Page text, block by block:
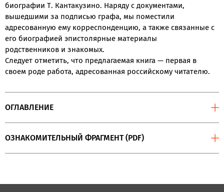
биографии Т. Кантакузино. Наряду с документами,
вышедшими за подписью графа, мы поместили
адресованную ему корреспонденцию, а также связанные с
его биографией эпистолярные материалы
родственников и знакомых.
Следует отметить, что предлагаемая книга — первая в
своем роде работа, адресованная российскому читателю.
ОГЛАВЛЕНИЕ
ОЗНАКОМИТЕЛЬНЫЙ ФРАГМЕНТ (PDF)